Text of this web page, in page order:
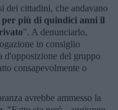
dei cittadini, che andavano
per più di quindici anni il
". A denunciarlo,
in consiglio
d'opposizione del gruppo
consapevolmente o
avrebbe ammesso la